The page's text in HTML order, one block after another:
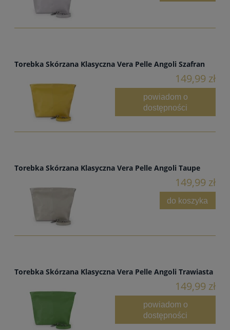
Torebka Skórzana Klasyczna Vera Pelle Angoli Szafran
149,99 zł
powiadom o
dostępności
Torebka Skórzana Klasyczna Vera Pelle Angoli Taupe
149,99 zł
do koszyka
Torebka Skórzana Klasyczna Vera Pelle Angoli Trawiasta
149,99 zł
powiadom o
dostępności